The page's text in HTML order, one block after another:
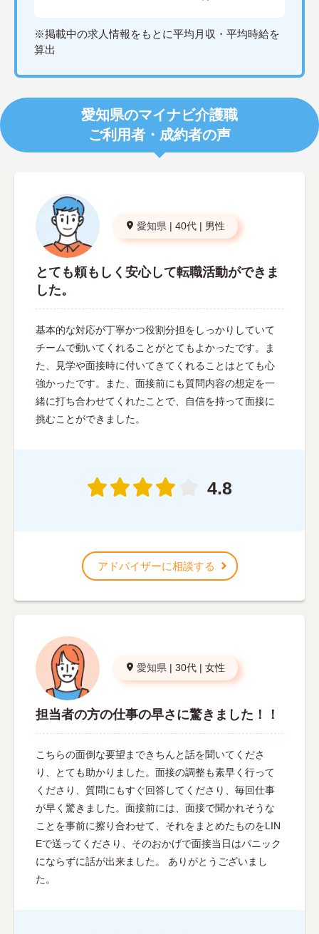
※掲載中の求人情報をもとに平均月収・平均時給を
算出
愛知県のマイナビ介護職
ご利用者・成約者の声
愛知県 | 40代 | 男性
とても頼もしく安心して転職活動ができま
した。
基本的な対応が丁寧かつ役割分担をしっかりしていて
チームで動いてくれることがとてもよかったです。ま
た、見学や面接時に付いてきてくれることはとても心
強かったです。また、面接前にも質問内容の想定を一
緒に打ち合わせてくれたことで、自信を持って面接に
挑むことができました。
4.8
アドバイザーに相談する
愛知県 | 30代 | 女性
担当者の方の仕事の早さに驚きました！！
こちらの面倒な要望まできちんと話を聞いてくださ
り、とても助かりました。面接の調整も素早く行って
くださり、質問にもすぐ回答してくださり、毎回仕事
が早く驚きました。面接前には、面接で聞かれそうな
ことを事前に擦り合わせて、それをまとめたものをLIN
Eで送ってくださり、そのおかげで面接当日はパニック
にならずに話が出来ました。 ありがとうございまし
た。